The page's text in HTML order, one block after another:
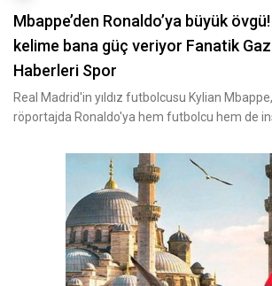
Mbappe’den Ronaldo’ya büyük
kelime bana güç veriyor Fanatik
Haberleri Spor
Real Madrid'in yıldız futbolcusu Kylian
röportajda Ronaldo'ya hem futbolcu hem de